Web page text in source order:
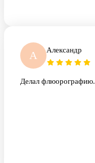
А Александр
Делал